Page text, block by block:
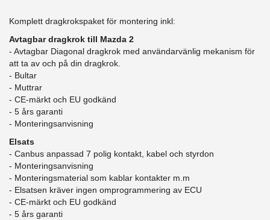
Komplett dragkrokspaket för montering inkl:
Avtagbar dragkrok till Mazda 2
- Avtagbar Diagonal dragkrok med användarvänlig mekanism för
att ta av och på din dragkrok.
- Bultar
- Muttrar
- CE-märkt och EU godkänd
- 5 års garanti
- Monteringsanvisning
Elsats
- Canbus anpassad 7 polig kontakt, kabel och styrdon
- Monteringsanvisning
- Monteringsmaterial som kablar kontakter m.m
- Elsatsen kräver ingen omprogrammering av ECU
- CE-märkt och EU godkänd
​- 5 års garanti